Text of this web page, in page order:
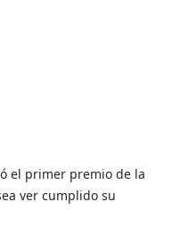
el primer premio de la
ver cumplido su